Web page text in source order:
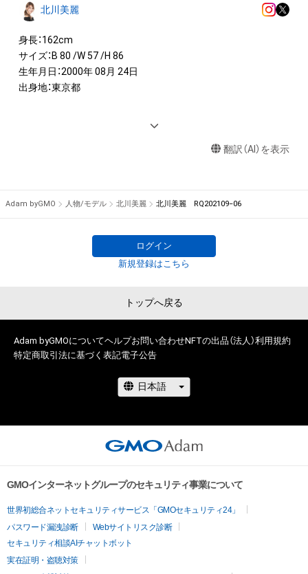
北川美麗
身長：162cm
サイズ：B 80 /W 57 /H 86
生年月日：2000年 08月 24日
出身地：東京都
2020-2021  SUPER GT300 K-tunes RACING「WinG」レースクイ
TX「ゴッドタン」「じっくり聞いタロウ」
CX「スカッとジャパン」「全力！脱力タイムズ」「ムラマヨ」「所ジ
翻訳（AI）を表示
Adam byGMO 人物/モデル 北川美麗 北川美麗 RQ202109−06
ログイン
新規登録はこちら
トップへ戻る
Adam byGMOについてヘルプお問い合わせNFTの出品（法人）利用規約
特定商取引法に基づく表記電子公告
GMOインターネットグループのセキュリティ事業について
世界初総合ネットセキュリティサービス「GMOセキュリティ24」
パスワード漏洩診断
Webサイトリスク診断
セキュリティ相談AIチャットボット
実在証明・盗聴対策